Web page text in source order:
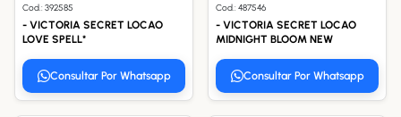
Cod.: 392585
- VICTORIA SECRET LOCAO
LOVE SPELL*
Consultar Por Whatsapp
Cod.: 487546
- VICTORIA SECRET LOCAO
MIDNIGHT BLOOM NEW
Consultar Por Whatsapp